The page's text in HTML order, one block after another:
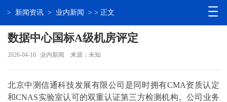
> 新闻资讯 > 业内新闻 > > 正文
数据中心国标A级机房评定
2026-04-16 业内新闻 来源：未知
北京中测信通科技发展有限公司是同时拥有CMA资质认定
和CNAS实验室认可的双重认证第三方检测机构。公司业务